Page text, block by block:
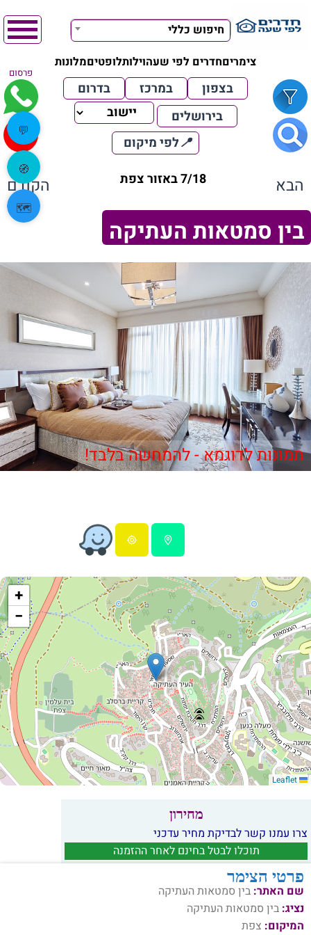
חיפוש כללי
צימריםחדרים לפי שעהוילותלופטיםמלונות
פרסום
בצפון במרכז
בדרום
בירושלים
📍לפי מיקום
הבא 7/18 באזור צפת הקודם
בין סמטאות העתיקה
תמונות לדוגמא - להמחשה בלבד!
+
−
מחירון
צרו עמנו קשר לבדיקת מחיר עדכני
תוכלו לבטל בחינם לאחר ההזמנה
פרטי הצימר
שם האתר: בין סמטאות העתיקה
נציג: בין סמטאות העתיקה
המיקום: צפת
💬
🧭
🗺️